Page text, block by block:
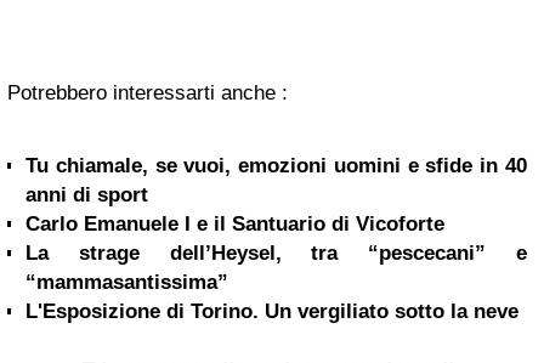
Potrebbero interessarti anche :
Tu chiamale, se vuoi, emozioni uomini e sfide in 40
anni di sport
Carlo Emanuele I e il Santuario di Vicoforte
La strage dell’Heysel, tra “pescecani” e
“mammasantissima”
L'Esposizione di Torino. Un vergiliato sotto la neve